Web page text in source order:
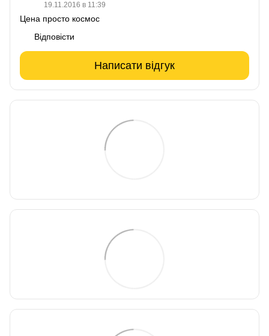
19.11.2016 в 11:39
Цена просто космос
Відповісти
Написати відгук